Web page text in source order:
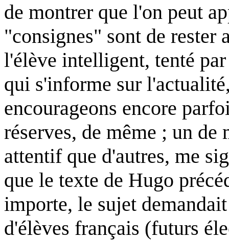
de montrer que l'on peut
"consignes" sont de
l'élève intelligent, tenté
qui s'informe sur
encourageons encore
réserves, de même ; un de
attentif que d'autres, me
que le texte de Hugo
importe, le sujet
d'élèves français (futurs